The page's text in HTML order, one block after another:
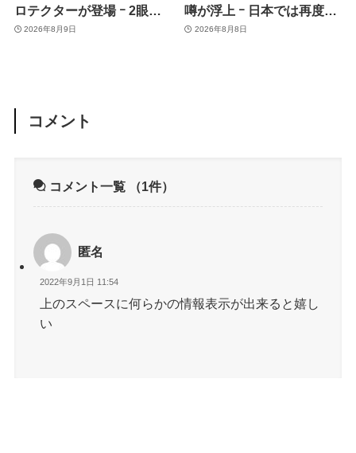
ロテクターが登場 ｰ 2眼カ
メラ搭載や一部本体カラー
2026年8月9日
噂が浮上 ｰ 日本では再度値
上げの可能性も?!
2026年8月8日
コメント
コメント一覧 （1件）
匿名
2022年9月1日 11:54
上のスペースに何らかの情報表示が出来ると嬉し
い